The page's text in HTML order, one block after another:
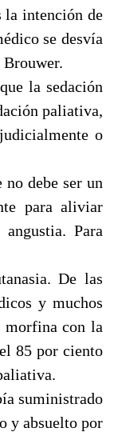
la intención de
se desvía
Brouwer.
la sedación
paliativa,
o
debe ser un
para aliviar
Para
De las
y muchos
morfina con la
85 por ciento
suministrado
y absuelto por